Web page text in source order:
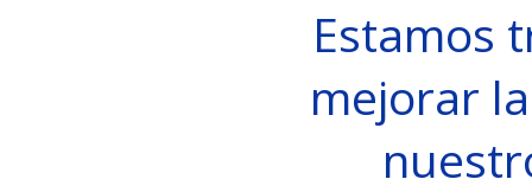
Estamos
mejorar